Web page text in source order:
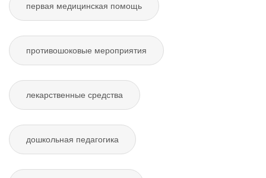
первая медицинская помощь
противошоковые мероприятия
лекарственные средства
дошкольная педагогика